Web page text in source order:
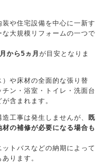
や住宅設備を中心に一新す
大規模リフォームの一つで
から5ヵ月 が目安となりま
や床材の全面的な張り替
ン・浴室・トイレ・洗面台
含まれます。
工事は発生しませんが、
既
の補修が必要になる場合も
トバスなどの納期によって
ります。